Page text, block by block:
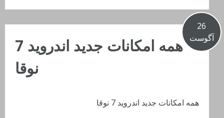
26
آگوست
همه امکانات جدید اندروید 7
نوقا
همه امکانات جدید اندروید 7 نوقا